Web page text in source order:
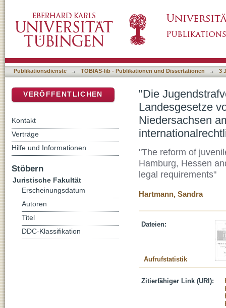
Hamburg, Hessen und Niedersachsen am
internationalrechtlicher Vorgaben"
Publikationsdienste → TOBIAS-lib - Publikationen und Dissertationen → 3
"Die
Landesgesetze
Niedersachsen
"The reform of
Hamburg, Hessen
legal requirements"
Hartmann, Sandra
Dateien:
Aufrufstatistik
Zitierfähiger Link (URI):
VERÖFFENTLICHEN
Kontakt
Verträge
Hilfe und Informationen
Stöbern
Juristische Fakultät
Erscheinungsdatum
Autoren
Titel
DDC-Klassifikation